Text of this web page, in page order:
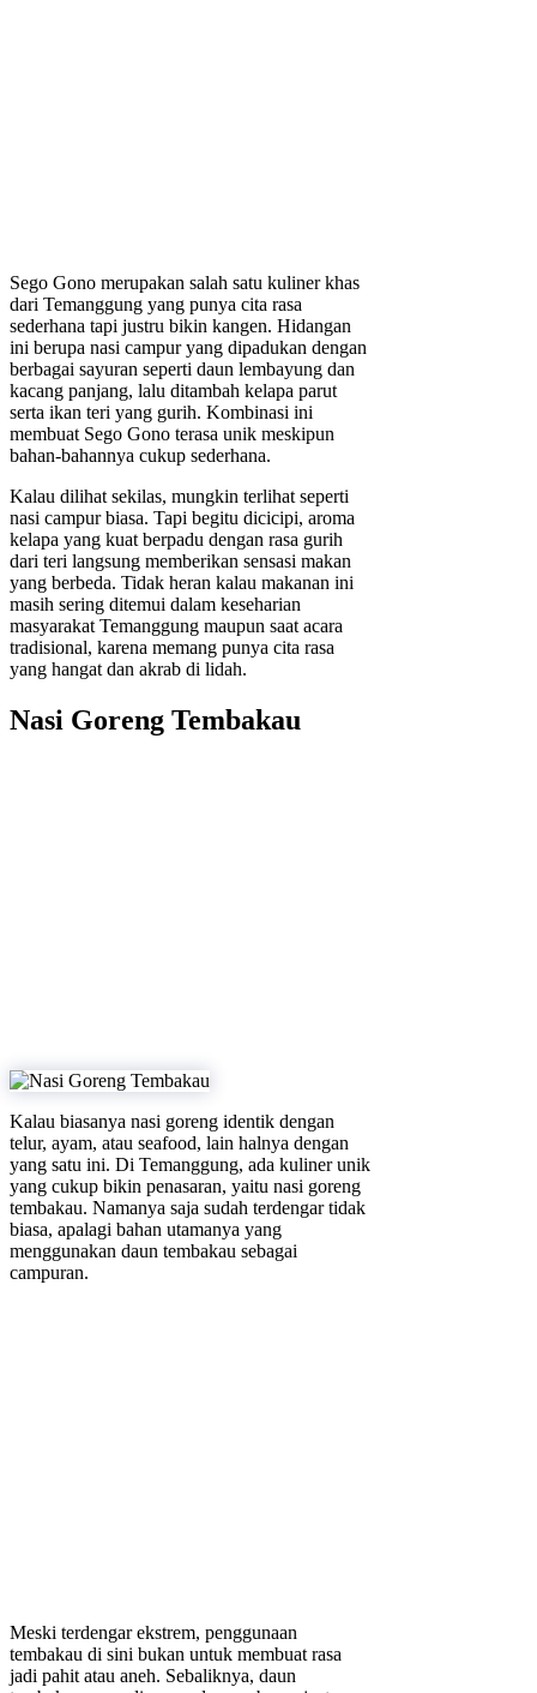
Sego Gono merupakan salah satu kuliner khas
dari Temanggung yang punya cita rasa
sederhana tapi justru bikin kangen. Hidangan
ini berupa nasi campur yang dipadukan dengan
berbagai sayuran seperti daun lembayung dan
kacang panjang, lalu ditambah kelapa parut
serta ikan teri yang gurih. Kombinasi ini
membuat Sego Gono terasa unik meskipun
bahan-bahannya cukup sederhana.
Kalau dilihat sekilas, mungkin terlihat seperti
nasi campur biasa. Tapi begitu dicicipi, aroma
kelapa yang kuat berpadu dengan rasa gurih
dari teri langsung memberikan sensasi makan
yang berbeda. Tidak heran kalau makanan ini
masih sering ditemui dalam keseharian
masyarakat Temanggung maupun saat acara
tradisional, karena memang punya cita rasa
yang hangat dan akrab di lidah.
Nasi Goreng Tembakau
Kalau biasanya nasi goreng identik dengan
telur, ayam, atau seafood, lain halnya dengan
yang satu ini. Di Temanggung, ada kuliner unik
yang cukup bikin penasaran, yaitu nasi goreng
tembakau. Namanya saja sudah terdengar tidak
biasa, apalagi bahan utamanya yang
menggunakan daun tembakau sebagai
campuran.
Meski terdengar ekstrem, penggunaan
tembakau di sini bukan untuk membuat rasa
jadi pahit atau aneh. Sebaliknya, daun